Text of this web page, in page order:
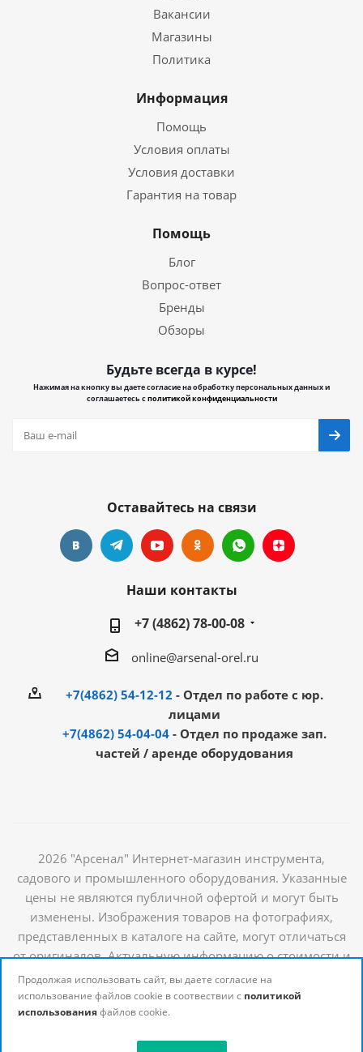
Вакансии
Магазины
Политика
Информация
Помощь
Условия оплаты
Условия доставки
Гарантия на товар
Помощь
Блог
Вопрос-ответ
Бренды
Обзоры
Будьте всегда в курсе!
Нажимая на кнопку вы даете согласие на обработку персональных данных и
соглашаетесь сполитикой конфиденциальности
Оставайтесь на связи
Наши контакты
+7 (4862) 78-00-08
online@arsenal-orel.ru
+7(4862) 54-12-12 - Отдел по работе с юр.
лицами
+7(4862) 54-04-04 - Отдел по продаже зап.
частей / аренде оборудования
2026 "Арсенал" Интернет-магазин инструмента,
садового и промышленного оборудования. Указанные
цены не являются публичной офертой и могут быть
изменены. Изображения товаров на фотографиях,
представленных в каталоге на сайте, могут отличаться
от оригиналов. Актуальную информацию о стоимости и
наличии товаров можно получить у наших
менеджеров
Продолжая использовать сайт, вы даете согласие на
использование файлов cookie в соотвествии с политикой
использованияфайлов cookie.